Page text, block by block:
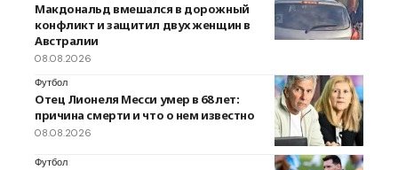
Макдональд вмешался в дорожный
конфликт и защитил двух женщин в
Австралии
08.08.2026
Футбол
Отец Лионеля Месси умер в 68 лет:
причина смерти и что о нем известно
08.08.2026
Футбол